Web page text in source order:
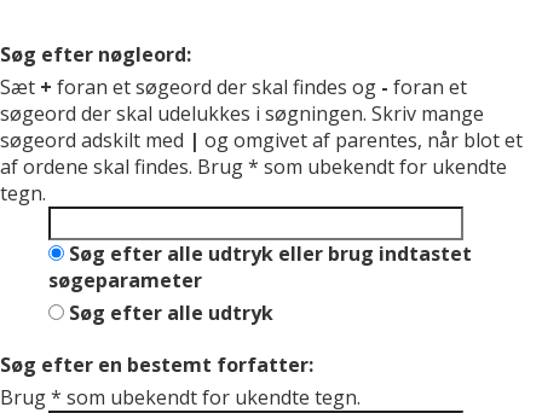
Søg efter nøgleord:
Sæt + foran et søgeord der skal findes og - foran et
søgeord der skal udelukkes i søgningen. Skriv mange
søgeord adskilt med | og omgivet af parentes, når blot et
af ordene skal findes. Brug * som ubekendt for ukendte
tegn.
Søg efter alle udtryk eller brug indtastet
søgeparameter
Søg efter alle udtryk
Søg efter en bestemt forfatter:
Brug * som ubekendt for ukendte tegn.